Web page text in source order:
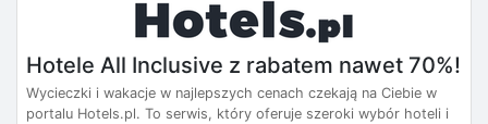
Hotele All Inclusive z rabatem nawet 70%!
Wycieczki i wakacje w najlepszych cenach czekają na Ciebie w
portalu Hotels.pl. To serwis, który oferuje szeroki wybór hoteli i